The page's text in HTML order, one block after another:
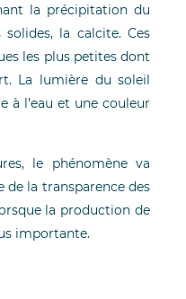
la précipitation du
la calcite. Ces
les plus petites dont
La lumière du soleil
à l’eau et une couleur
le phénomène va
de la transparence des
la production de
importante.